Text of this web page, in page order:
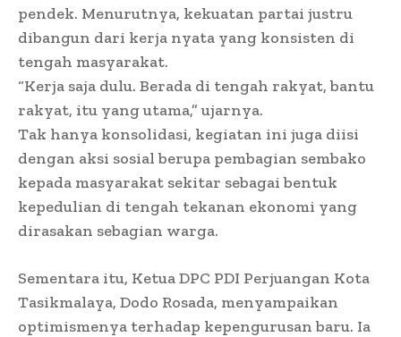
pendek. Menurutnya, kekuatan partai justru
dibangun dari kerja nyata yang konsisten di
tengah masyarakat.
“Kerja saja dulu. Berada di tengah rakyat, bantu
rakyat, itu yang utama,” ujarnya.
Tak hanya konsolidasi, kegiatan ini juga diisi
dengan aksi sosial berupa pembagian sembako
kepada masyarakat sekitar sebagai bentuk
kepedulian di tengah tekanan ekonomi yang
dirasakan sebagian warga.
Sementara itu, Ketua DPC PDI Perjuangan Kota
Tasikmalaya, Dodo Rosada, menyampaikan
optimismenya terhadap kepengurusan baru. Ia